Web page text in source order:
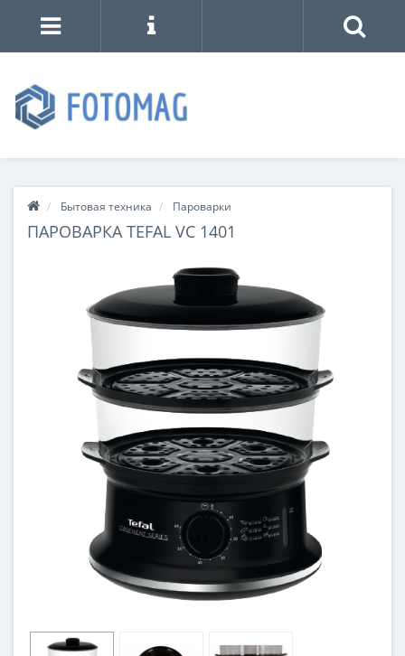
Бытовая техника Пароварки
ПАРОВАРКА TEFAL VC 1401